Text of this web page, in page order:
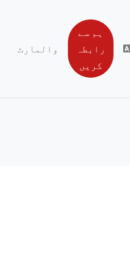
والمارٹ
ہم سے
رابطہ
کریں